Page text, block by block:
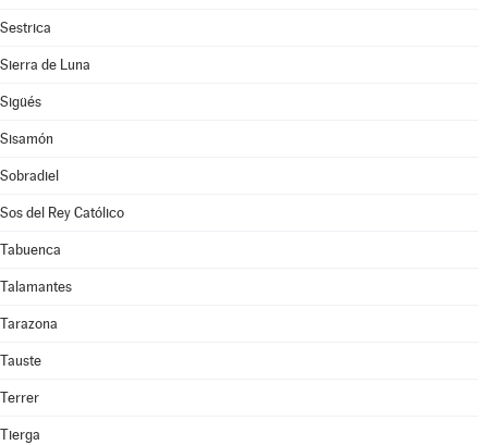
Sestrica
Sierra de Luna
Sigüés
Sisamón
Sobradiel
Sos del Rey Católico
Tabuenca
Talamantes
Tarazona
Tauste
Terrer
Tierga